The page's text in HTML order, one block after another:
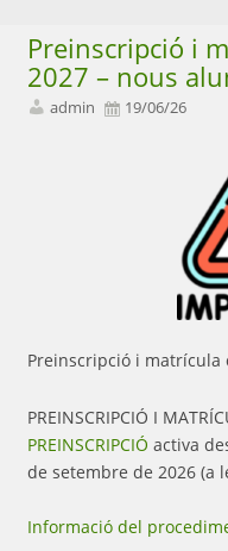
Preinscripció i
2027 – nous
admin 19/06/26
Preinscripció i matrícula
PREINSCRIPCIÓ I
PREINSCRIPCIÓ activa
de setembre de 2026 (a
Informació del